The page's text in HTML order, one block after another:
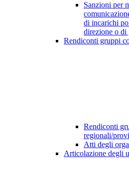
Sanzioni per
di incarichi
direzione o di
Rendiconti gruppi
Rendiconti
regionali/
Atti degli
Articolazione degli